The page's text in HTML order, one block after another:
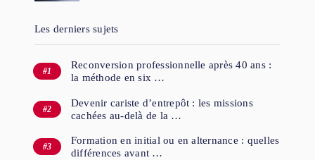
Les derniers sujets
Reconversion professionnelle après 40 ans :
la méthode en six …
Devenir cariste d’entrepôt : les missions
cachées au-delà de la …
Formation en initial ou en alternance : quelles
différences avant …